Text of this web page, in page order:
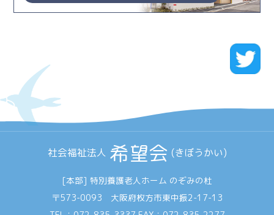
社会福祉法人 希望会 (きぼうかい)
[本部] 特別養護老人ホーム のぞみの杜
〒573-0093 大阪府枚方市東中振2-17-13